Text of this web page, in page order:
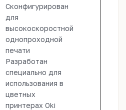
Сконфигурирован
для
высокоскоростной
однопроходной
печати
Разработан
специально для
использования в
цветных
принтерах Oki